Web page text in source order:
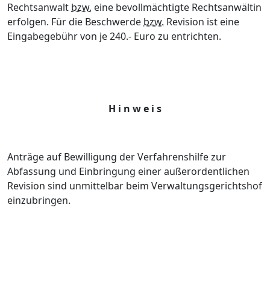
Rechtsanwalt bzw. eine bevollmächtigte Rechtsanwältin
erfolgen. Für die Beschwerde bzw. Revision ist eine
Eingabegebühr von je 240.- Euro zu entrichten.
H i n w e i s
Anträge auf Bewilligung der Verfahrenshilfe zur
Abfassung und Einbringung einer außerordentlichen
Revision sind unmittelbar beim Verwaltungsgerichtshof
einzubringen.